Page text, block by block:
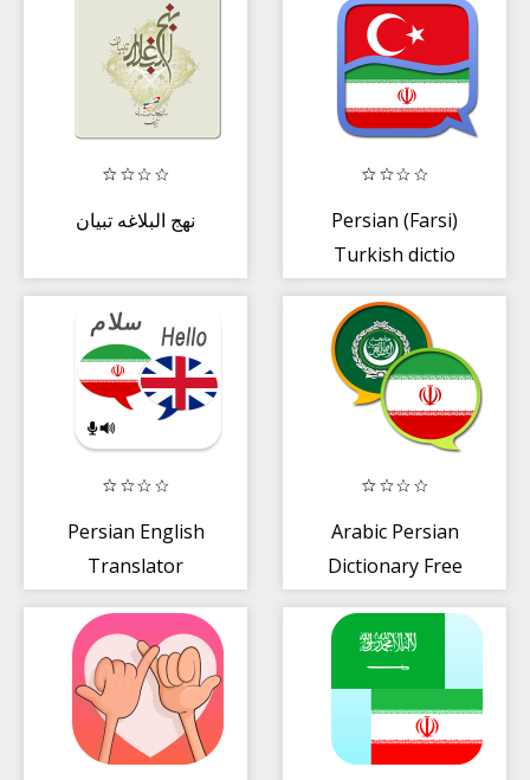
نهج البلاغه تبيان
Persian (Farsi)
Turkish dictio
Persian English
Translator
Arabic Persian
Dictionary Free